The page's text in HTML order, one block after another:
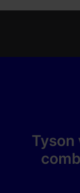
Renting
Compañías
Tyson